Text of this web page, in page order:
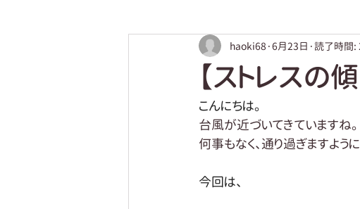
【ストレスの
haoki68 6月23日 読了時間:
こんにちは。
台風が近づいてきていますね。
何事もなく、通り過ぎますように
今回は、